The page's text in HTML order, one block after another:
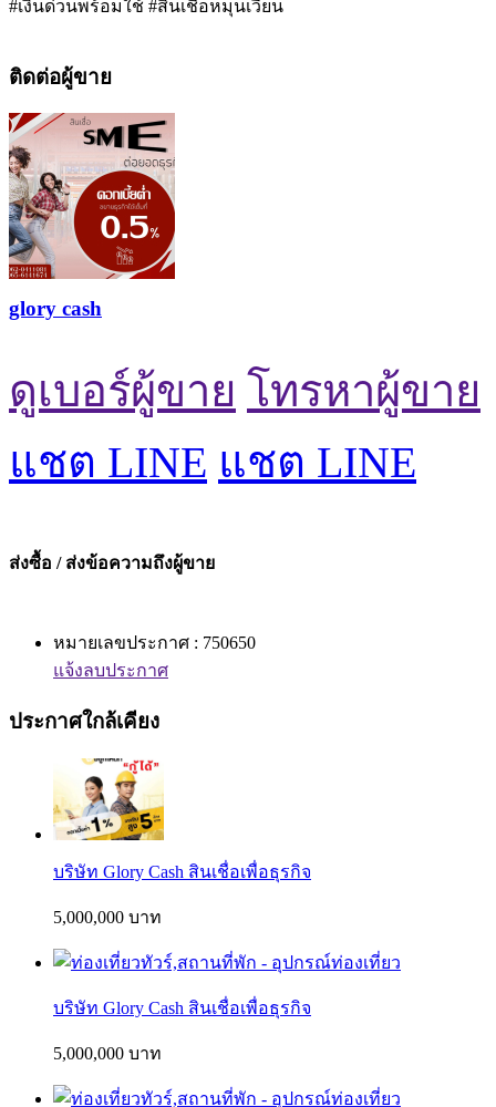
#เงินด่วนพร้อมใช้ #สินเชื่อหมุนเวียน
ติดต่อผู้ขาย
glory cash
ดูเบอร์ผู้ขาย โทรหาผู้ขาย
แชต LINE แชต LINE
ส่งซื้อ / ส่งข้อความถึงผู้ขาย
หมายเลขประกาศ : 750650
แจ้งลบประกาศ
ประกาศใกล้เคียง
บริษัท Glory Cash สินเชื่อเพื่อธุรกิจ
5,000,000 บาท
บริษัท Glory Cash สินเชื่อเพื่อธุรกิจ
5,000,000 บาท